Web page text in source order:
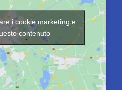
i cookie marketing e
contenuto